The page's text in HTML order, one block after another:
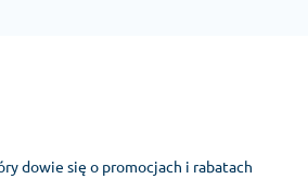
dowie się o promocjach i rabatach